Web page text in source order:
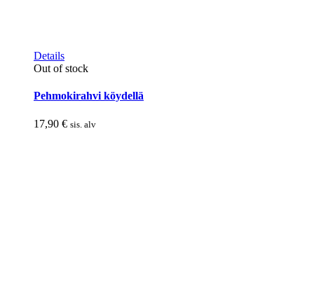
Details
Out of stock
Pehmokirahvi köydellä
17,90 € sis. alv